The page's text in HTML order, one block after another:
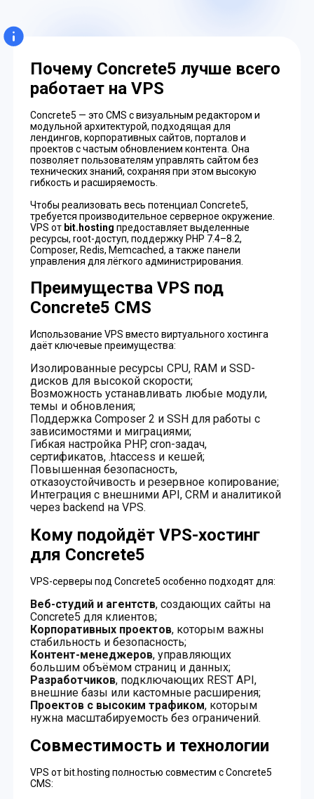
Почему Concrete5 лучше всего
работает на VPS
Concrete5 — это CMS с визуальным редактором и
модульной архитектурой, подходящая для
лендингов, корпоративных сайтов, порталов и
проектов с частым обновлением контента. Она
позволяет пользователям управлять сайтом без
технических знаний, сохраняя при этом высокую
гибкость и расширяемость.
Чтобы реализовать весь потенциал Concrete5,
требуется производительное серверное окружение.
VPS от bit.hosting предоставляет выделенные
ресурсы, root-доступ, поддержку PHP 7.4–8.2,
Composer, Redis, Memcached, а также панели
управления для лёгкого администрирования.
Преимущества VPS под
Concrete5 CMS
Использование VPS вместо виртуального хостинга
даёт ключевые преимущества:
Изолированные ресурсы CPU, RAM и SSD-
дисков для высокой скорости;
Возможность устанавливать любые модули,
темы и обновления;
Поддержка Composer 2 и SSH для работы с
зависимостями и миграциями;
Гибкая настройка PHP, cron-задач,
сертификатов, .htaccess и кешей;
Повышенная безопасность,
отказоустойчивость и резервное копирование;
Интеграция с внешними API, CRM и аналитикой
через backend на VPS.
Кому подойдёт VPS-хостинг
для Concrete5
VPS-серверы под Concrete5 особенно подходят для:
Веб-студий и агентств, создающих сайты на
Concrete5 для клиентов;
Корпоративных проектов, которым важны
стабильность и безопасность;
Контент-менеджеров, управляющих
большим объёмом страниц и данных;
Разработчиков, подключающих REST API,
внешние базы или кастомные расширения;
Проектов с высоким трафиком, которым
нужна масштабируемость без ограничений.
Совместимость и технологии
VPS от bit.hosting полностью совместим с Concrete5
CMS: